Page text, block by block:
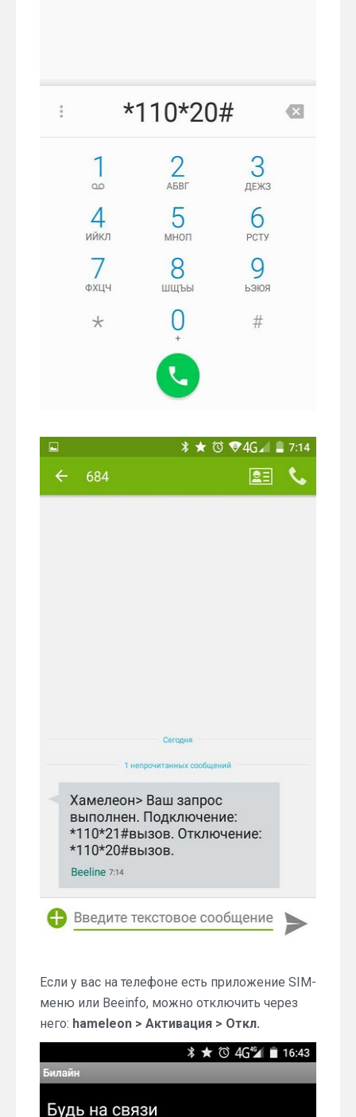
Если у вас на телефоне есть приложение SIM-
меню или Beeinfo, можно отключить через
него: hameleon > Активация > Откл.